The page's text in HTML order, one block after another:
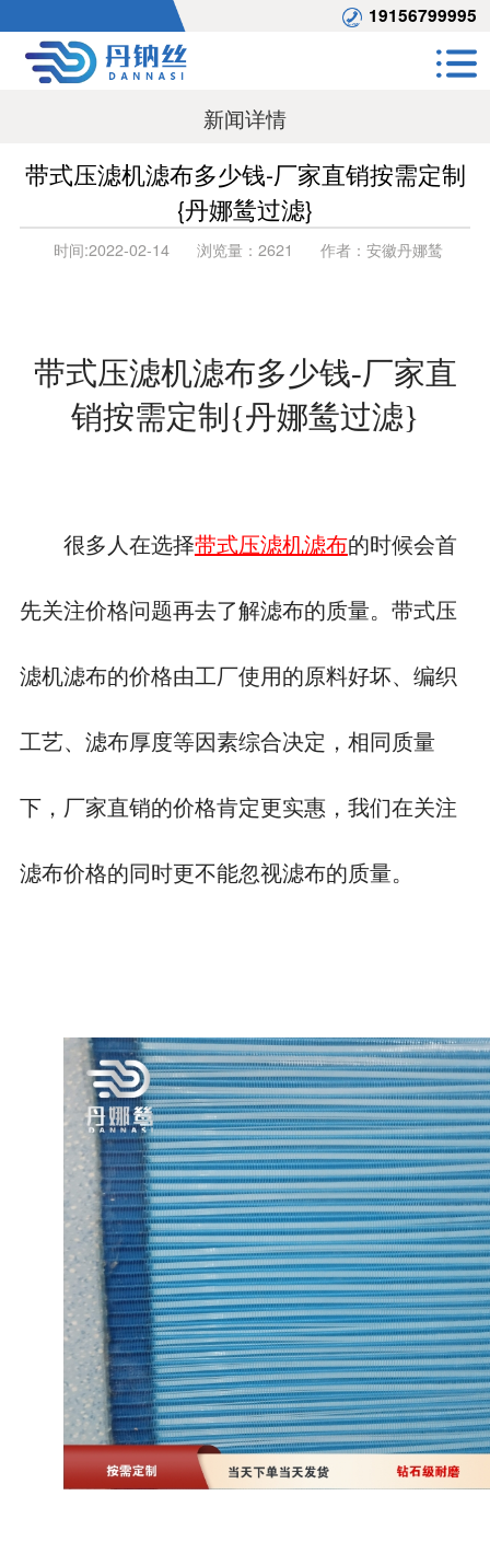
19156799995
新闻详情
带式压滤机滤布多少钱-厂家直销按需定制
{丹娜鸶过滤}
时间:2022-02-14 浏览量： 2621 作者： 安徽丹娜鸶
带式压滤机滤布多少钱-厂家直
销按需定制{丹娜鸶过滤}
很多人在选择带式压滤机滤布的时候会首
先关注价格问题再去了解滤布的质量。带式压
滤机滤布的价格由工厂使用的原料好坏、编织
工艺、滤布厚度等因素综合决定，相同质量
下，厂家直销的价格肯定更实惠，我们在关注
滤布价格的同时更不能忽视滤布的质量。